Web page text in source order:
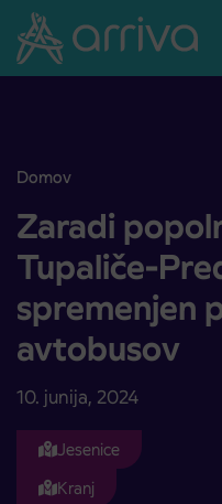
Skoči na vsebino
Domov
Zaradi popolne zapore
Zaradi
Tupaliče-
spremenjen
avtobusov
10. junija, 2024
Jesenice
Kranj